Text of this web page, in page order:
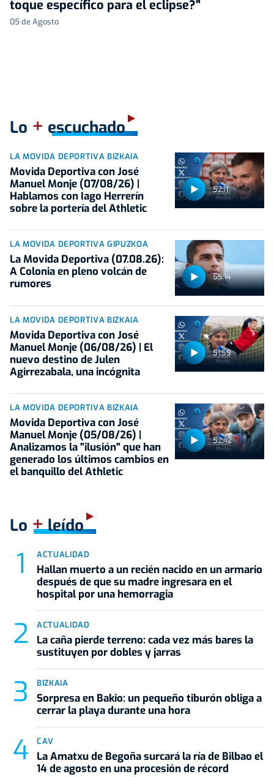
toque específico para el eclipse?"
05 de Agosto
Lo + escuchado
52:11
LA MOVIDA DEPORTIVA BIZKAIA
Movida Deportiva con José
Manuel Monje (07/08/26) |
Hablamos con Iago Herrerín
sobre la portería del Athletic
55:14
LA MOVIDA DEPORTIVA GIPUZKOA
La Movida Deportiva (07.08.26):
A Colonia en pleno volcán de
rumores
51:59
LA MOVIDA DEPORTIVA BIZKAIA
Movida Deportiva con José
Manuel Monje (06/08/26) | El
nuevo destino de Julen
Agirrezabala, una incógnita
52:42
LA MOVIDA DEPORTIVA BIZKAIA
Movida Deportiva con José
Manuel Monje (05/08/26) |
Analizamos la "ilusión" que han
generado los últimos cambios en
el banquillo del Athletic
Lo +leído
ACTUALIDAD
Hallan muerto a un recién nacido en un armario
después de que su madre ingresara en el
hospital por una hemorragia
ACTUALIDAD
La caña pierde terreno: cada vez más bares la
sustituyen por dobles y jarras
BIZKAIA
Sorpresa en Bakio: un pequeño tiburón obliga a
cerrar la playa durante una hora
CAV
La Amatxu de Begoña surcará la ría de Bilbao el
14 de agosto en una procesión de récord